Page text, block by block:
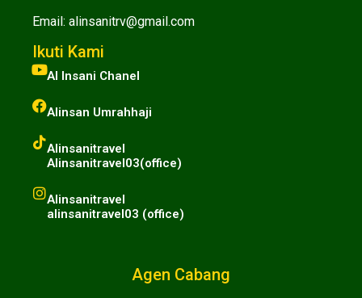
Email: alinsanitrv@gmail.com
Ikuti Kami
Al Insani Chanel
Alinsan Umrahhaji
Alinsanitravel
Alinsanitravel03(office)
Alinsanitravel
alinsanitravel03 (office)
Agen Cabang